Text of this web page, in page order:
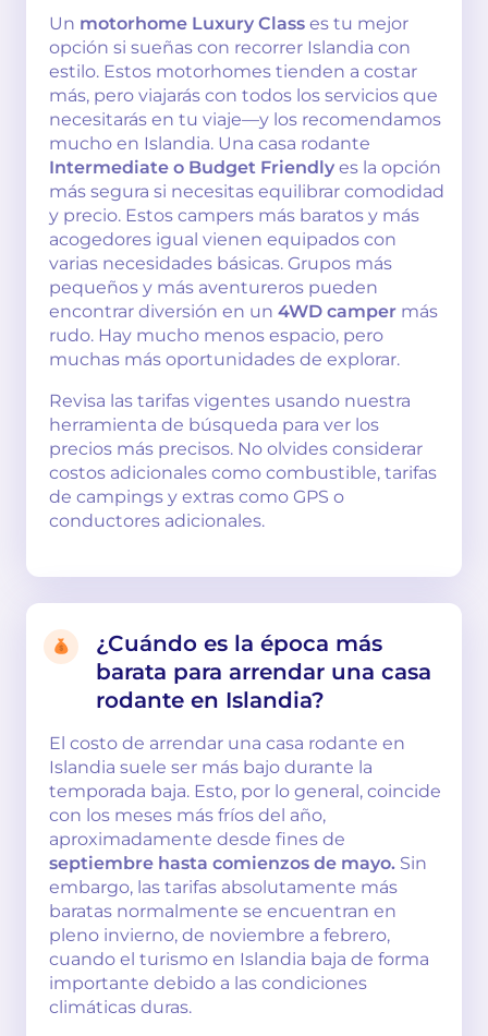
Un motorhome Luxury Class es tu mejor
opción si sueñas con recorrer Islandia con
estilo. Estos motorhomes tienden a costar
más, pero viajarás con todos los servicios que
necesitarás en tu viaje—y los recomendamos
mucho en Islandia. Una casa rodante
Intermediate o Budget Friendly es la opción
más segura si necesitas equilibrar comodidad
y precio. Estos campers más baratos y más
acogedores igual vienen equipados con
varias necesidades básicas. Grupos más
pequeños y más aventureros pueden
encontrar diversión en un 4WD camper más
rudo. Hay mucho menos espacio, pero
muchas más oportunidades de explorar.
Revisa las tarifas vigentes usando nuestra
herramienta de búsqueda para ver los
precios más precisos. No olvides considerar
costos adicionales como combustible, tarifas
de campings y extras como GPS o
conductores adicionales.
¿Cuándo es la época más
barata para arrendar una casa
rodante en Islandia?
El costo de arrendar una casa rodante en
Islandia suele ser más bajo durante la
temporada baja. Esto, por lo general, coincide
con los meses más fríos del año,
aproximadamente desde fines de
septiembre hasta comienzos de mayo. Sin
embargo, las tarifas absolutamente más
baratas normalmente se encuentran en
pleno invierno, de noviembre a febrero,
cuando el turismo en Islandia baja de forma
importante debido a las condiciones
climáticas duras.